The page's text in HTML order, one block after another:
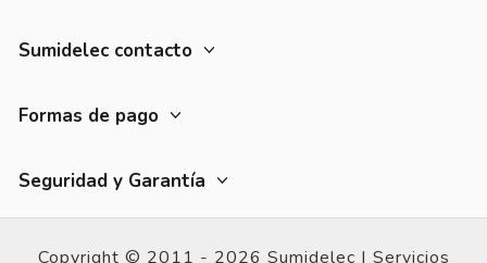
Sumidelec contacto
Formas de pago
Seguridad y Garantía
Copyright © 2011 - 2026 Sumidelec | Servicios